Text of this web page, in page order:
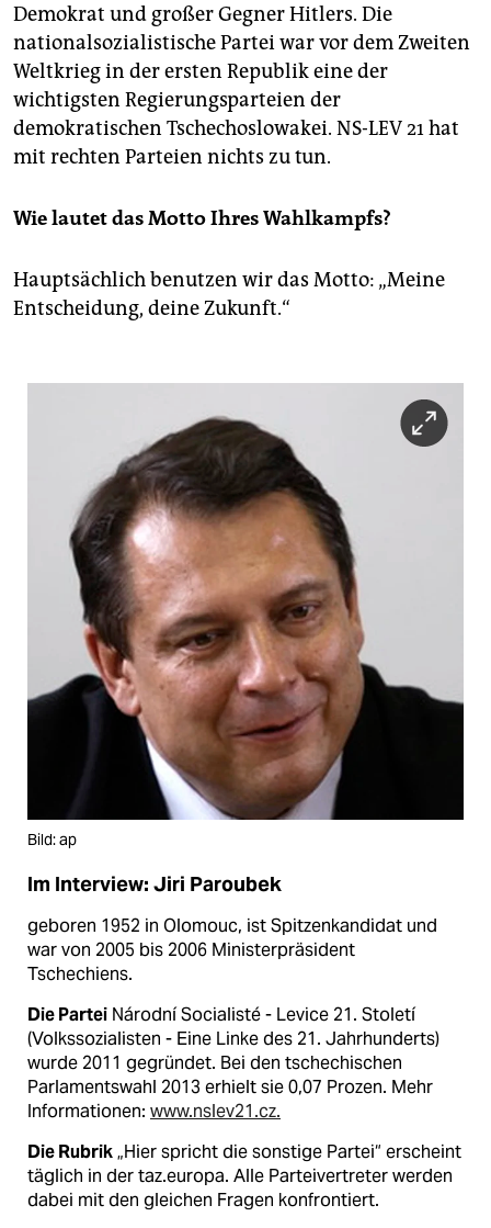
Demokrat und großer Gegner Hitlers. Die
nationalsozialistische Partei war vor dem Zweiten
Weltkrieg in der ersten Republik eine der
wichtigsten Regierungsparteien der
demokratischen Tschechoslowakei. NS-LEV 21 hat
mit rechten Parteien nichts zu tun.
Wie lautet das Motto Ihres Wahlkampfs?
Hauptsächlich benutzen wir das Motto: „Meine
Entscheidung, deine Zukunft.“
Bild: ap
Im Interview: Jiri Paroubek
geboren 1952 in Olomouc, ist Spitzenkandidat und
war von 2005 bis 2006 Ministerpräsident
Tschechiens.
Die Partei Národní Socialisté - Levice 21. Století
(Volkssozialisten - Eine Linke des 21. Jahrhunderts)
wurde 2011 gegründet. Bei den tschechischen
Parlamentswahl 2013 erhielt sie 0,07 Prozen. Mehr
Informationen: www.nslev21.cz.
Die Rubrik„Hier spricht die sonstige Partei“ erscheint
täglich in der taz.europa. Alle Parteivertreter werden
dabei mit den gleichen Fragen konfrontiert.